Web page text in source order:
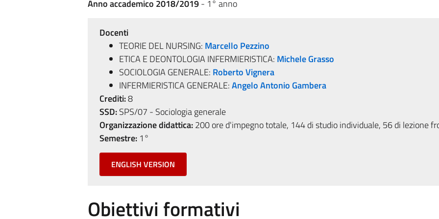
Anno accademico 2018/2019- 1° anno
Docenti
TEORIE DEL NURSING: Marcello Pezzino
ETICA E DEONTOLOGIA INFERMIERISTICA: Michele Grasso
SOCIOLOGIA GENERALE: Roberto Vignera
INFERMIERISTICA GENERALE:Angelo Antonio Gambera
Crediti:8
SSD:SPS/07 - Sociologia generale
Organizzazione didattica:200 ore d'impegno totale, 144 di studio individuale, 56 di lezione
Semestre:1°
ENGLISH VERSION
Obiettivi formativi